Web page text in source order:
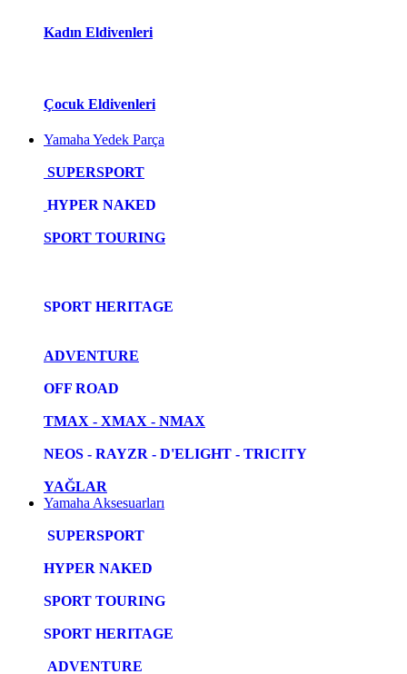
Kadın Eldivenleri
Çocuk Eldivenleri
Yamaha Yedek Parça
SUPERSPORT
HYPER NAKED
SPORT TOURING
SPORT HERITAGE
ADVENTURE
OFF ROAD
TMAX - XMAX - NMAX
NEOS - RAYZR - D'ELIGHT - TRICITY
YAĞLAR
Yamaha Aksesuarları
SUPERSPORT
HYPER NAKED
SPORT TOURING
SPORT HERITAGE
ADVENTURE